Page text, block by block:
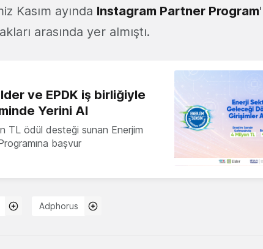
Kasım ayında Instagram Partner Program
arasında yer almıştı.
ve EPDK iş birliğiyle
Yerini Al
TL ödül desteği sunan Enerjim
başvur
Adphorus